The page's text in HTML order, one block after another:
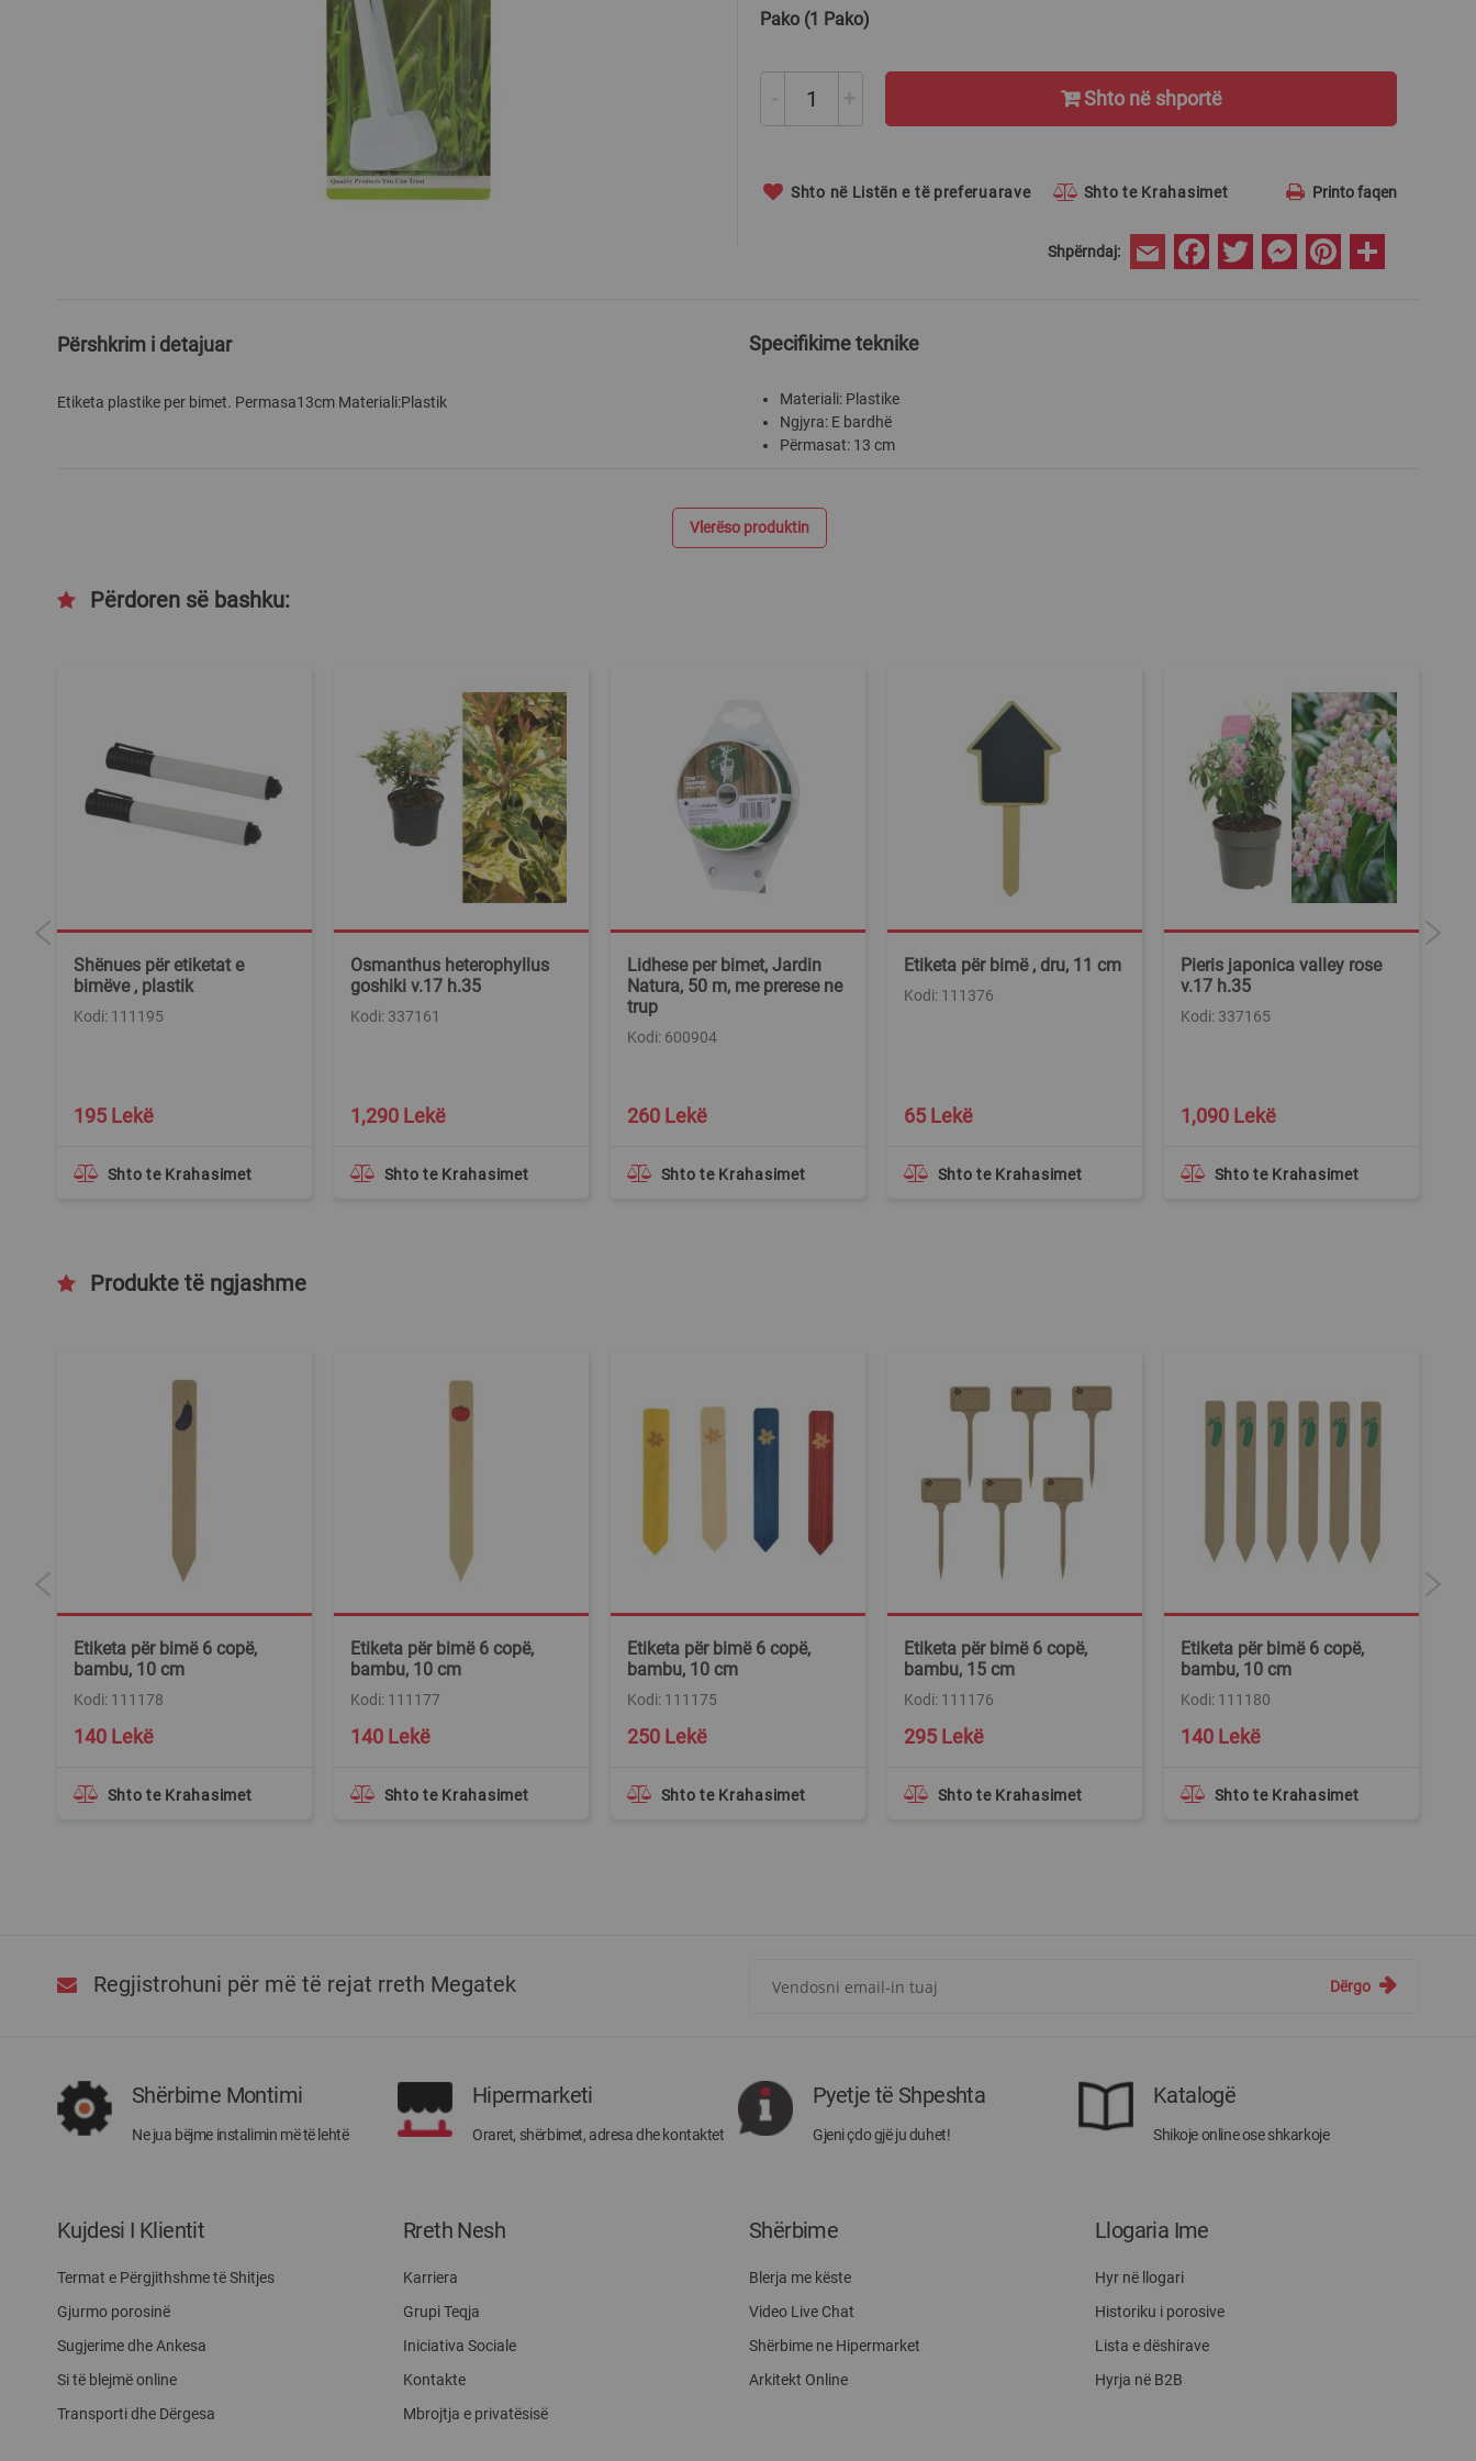
the
gallery
Pako (1 Pako)
- + Shto në shportë
Shto në Listën e të preferuarave Shto te Krahasimet Printo faqen
Shpërndaj: Email FacebookTwitter MessengerPinterest
Përshkrim i detajuar
Etiketa plastike per bimet. Permasa13cm Materiali:Plastik
Specifikime teknike
Materiali: Plastike
Ngjyra: E bardhë
Përmasat: 13 cm
Vlerëso produktin
Përdoren së bashku:
Shënues për etiketat e
bimëve , plastik
195 Lekë
Kodi: 111195
Shto te Krahasimet
Osmanthus heterophyllus
goshiki v.17 h.35
1,290 Lekë
Kodi: 337161
Shto te Krahasimet
Lidhese per bimet, Jardin
Natura, 50 m, me prerese ne
trup
260 Lekë
Kodi: 600904
Shto te Krahasimet
Etiketa për bimë , dru, 11 cm
65 Lekë
Kodi: 111376
Shto te Krahasimet
Pieris japonica valley rose
v.17 h.35
1,090 Lekë
Kodi: 337165
Shto te Krahasimet
Produkte të ngjashme
Etiketa për bimë 6 copë,
bambu, 10 cm
140 Lekë
Kodi: 111178
Shto te Krahasimet
Etiketa për bimë 6 copë,
bambu, 10 cm
140 Lekë
Kodi: 111177
Shto te Krahasimet
Etiketa për bimë 6 copë,
bambu, 10 cm
250 Lekë
Kodi: 111175
Shto te Krahasimet
Etiketa për bimë 6 copë,
bambu, 15 cm
295 Lekë
Kodi: 111176
Shto te Krahasimet
Etiketa për bimë 6 copë,
bambu, 10 cm
140 Lekë
Kodi: 111180
Shto te Krahasimet
Regjistrohuni për më të rejat rreth Megatek
rreth
Megatek:
Dërgo
Shërbime Montimi
Ne jua bëjme instalimin më të lehtë
Hipermarketi
Oraret, shërbimet, adresa dhe kontaktet
Pyetje të Shpeshta
Gjeni çdo gjë ju duhet!
Katalogë
Shikoje online ose shkarkoje
Kujdesi I Klientit
Termat e Përgjithshme të Shitjes
Gjurmo porosinë
Sugjerime dhe Ankesa
Si të blejmë online
Transporti dhe Dërgesa
Rreth Nesh
Karriera
Grupi Teqja
Iniciativa Sociale
Kontakte
Mbrojtja e privatësisë
Shërbime
Blerja me këste
Video Live Chat
Shërbime ne Hipermarket
Arkitekt Online
Llogaria Ime
Hyr në llogari
Historiku i porosive
Lista e dëshirave
Hyrja në B2B